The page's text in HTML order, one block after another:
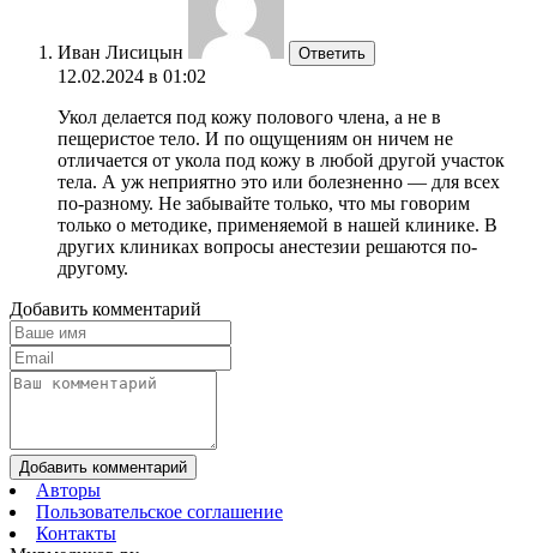
Иван Лисицын Ответить
12.02.2024 в 01:02
Укол делается под кожу полового члена, а не в
пещеристое тело. И по ощущениям он ничем не
отличается от укола под кожу в любой другой участок
тела. А уж неприятно это или болезненно — для всех
по-разному. Не забывайте только, что мы говорим
только о методике, применяемой в нашей клинике. В
других клиниках вопросы анестезии решаются по-
другому.
Добавить комментарий
Добавить комментарий
Авторы
Пользовательское соглашение
Контакты